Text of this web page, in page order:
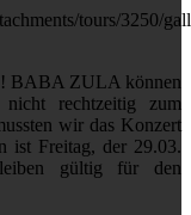
BABA ZULA können
rechtzeitig zum
wir das Konzert
ist Freitag, der 29.03.
gültig für den